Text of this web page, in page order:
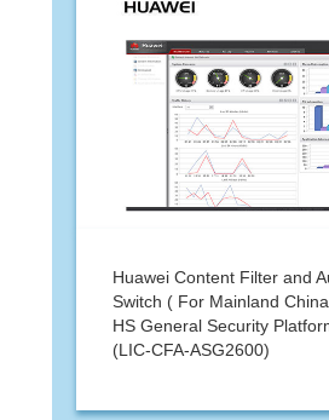
Huawei Content Filter and
Switch ( For Mainland
HS General Security
(LIC-CFA-ASG2600)